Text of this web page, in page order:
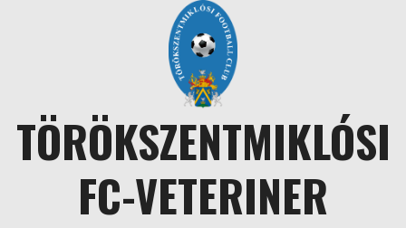
TÖRÖKSZENTMIKLÓSI
FC-VETERINER